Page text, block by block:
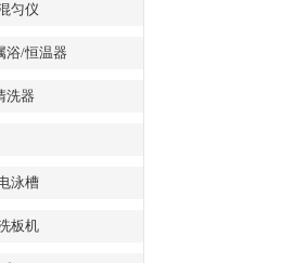
匀仪
浴/恒温器
洗器
泳槽
板机